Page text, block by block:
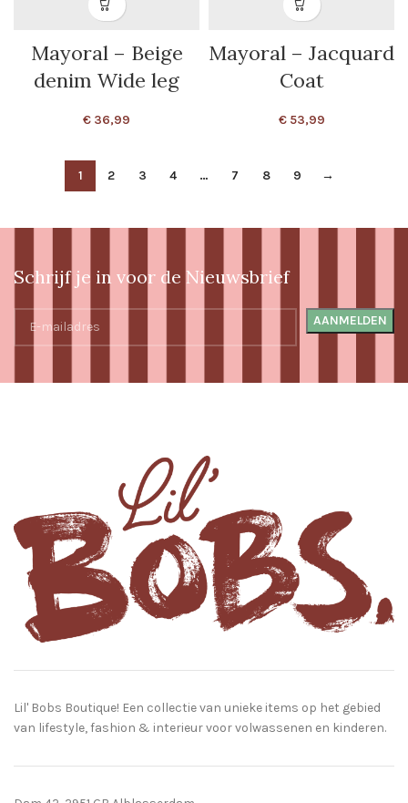
Mayoral – Beige
denim Wide leg
€ 36,99
Mayoral – Jacquard
Coat
€53,99
1 2 3 4 … 7 8 9 →
Schrijf je in voor de Nieuwsbrief
Lil' Bobs Boutique! Een collectie van unieke items op het gebied
van lifestyle, fashion & interieur voor volwassenen en kinderen.